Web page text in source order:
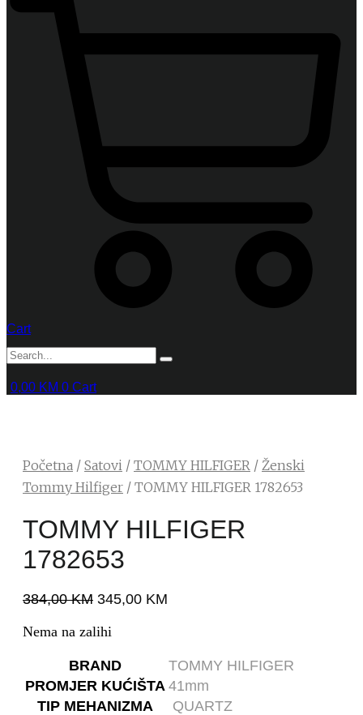
Cart
0,00 KM 0 Cart
Početna / Satovi / TOMMY HILFIGER / Ženski
Tommy Hilfiger / TOMMY HILFIGER 1782653
TOMMY HILFIGER
1782653
384,00KM 345,00 KM
Nema na zalihi
BRAND
TOMMY HILFIGER
PROMJER KUĆIŠTA 41mm
TIP MEHANIZMA
QUARTZ